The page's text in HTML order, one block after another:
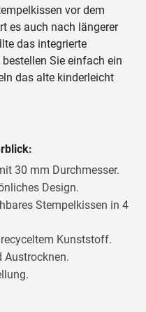
vor dem
es auch nach längerer
das integrierte
Sie einfach ein
das alte kinderleicht
30 mm Durchmesser.
Design.
Stempelkissen in 4
Kunststoff.
Austrocknen.